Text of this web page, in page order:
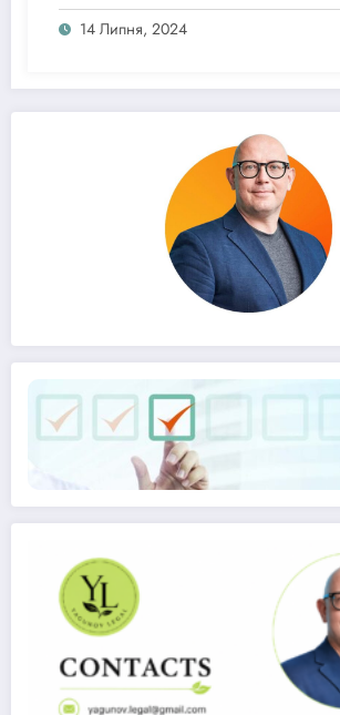
14 Липня, 2024